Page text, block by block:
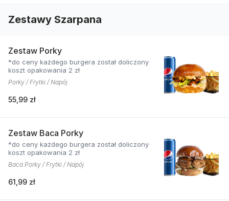
Zestawy Szarpana
Zestaw Porky
*do ceny każdego burgera został doliczony
koszt opakowania 2 zł
Porky / Frytki / Napój
55,99 zł
Zestaw Baca Porky
*do ceny każdego burgera został doliczony
koszt opakowania 2 zł
Baca Porky / Frytki / Napój
61,99 zł